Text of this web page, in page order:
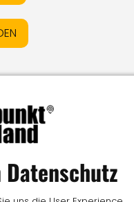
IVertrag widerrufen